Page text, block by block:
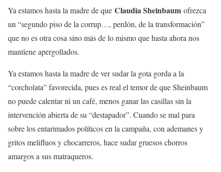
Ya estamos hasta la madre de que Claudia Sheinbaum ofrezca
un “segundo piso de la corrup…, perdón, de la transformación”
que no es otra cosa sino más de lo mismo que hasta ahora nos
mantiene apergollados.
Ya estamos hasta la madre de ver sudar la gota gorda a la
“corcholata” favorecida, pues es real el temor de que Sheinbaum
no puede calentar ni un café, menos ganar las casillas sin la
intervención abierta de su “destapador”. Cuando se mal para
sobre los entarimados políticos en la campaña, con ademanes y
gritos melifluos y chocarreros, hace sudar gruesos chorros
amargos a sus matraqueros.